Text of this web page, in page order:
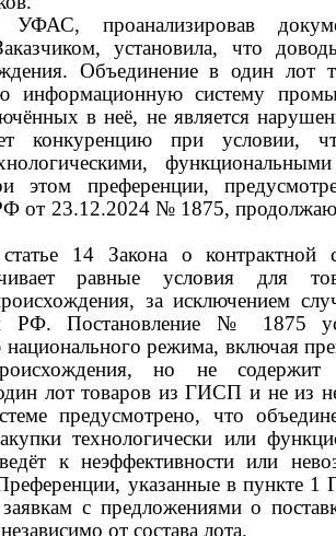
УФАС, проанализировав
аказчиком, установила, что
Объединение в один лот
информационную систему
в неё, не является
конкуренцию при условии,
этом преференции,
от 23.12.2024 № 1875, продолжа
14 Закона о контрактной
равные условия для
за исключением
РФ. Постановление № 1875
национального режима, включая
но не
лот товаров из ГИСП и не из
предусмотрено, что
технологически или
к неэффективности или
указанные в пункте
с предложениями о
от состава лота.